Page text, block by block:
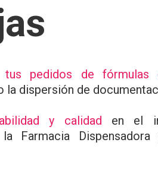
tus pedidos de fórmulas
la dispersión de
y calidad en el
Farmacia